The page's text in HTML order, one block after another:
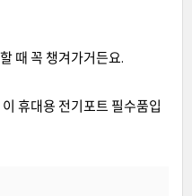
때 꼭 챙겨가거든요.
휴대용 전기포트 필수품입